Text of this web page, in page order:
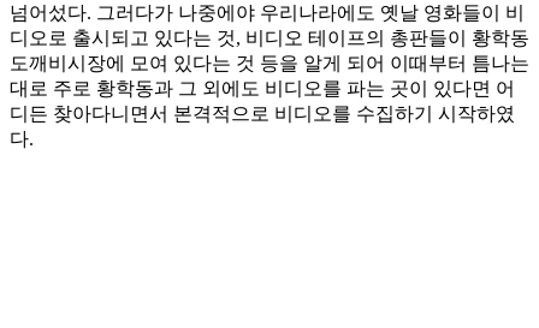
넘어섰다. 그러다가 나중에야 우리나라에도 옛날 영화들이 비
디오로 출시되고 있다는 것, 비디오 테이프의 총판들이 황학동
도깨비시장에 모여 있다는 것 등을 알게 되어 이때부터 틈나는
대로 주로 황학동과 그 외에도 비디오를 파는 곳이 있다면 어
디든 찾아다니면서 본격적으로 비디오를 수집하기 시작하였
다.